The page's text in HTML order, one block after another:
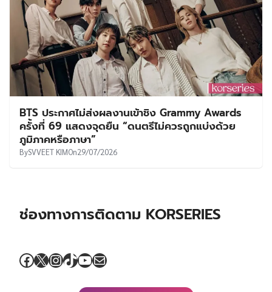
BTS ประกาศไม่ส่งผลงานเข้าชิง Grammy Awards
ครั้งที่ 69 แสดงจุดยืน “ดนตรีไม่ควรถูกแบ่งด้วย
ภูมิภาคหรือภาษา”
BySVVEET KIMOn29/07/2026
ช่องทางการติดตาม KORSERIES
Facebook
X Instagram
TikTok
YouTube
Mail